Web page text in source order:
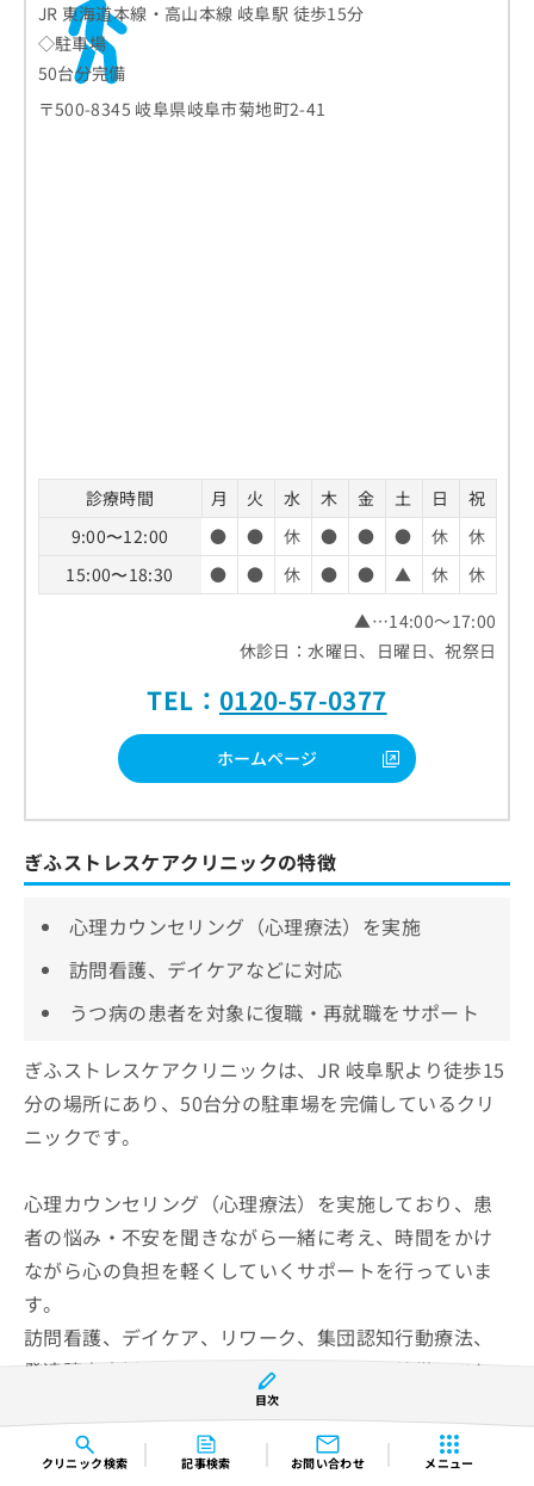
クリニック検索 記事検索 お問い合わせ メニュー
JR 東海道本線・高山本線 岐阜駅 徒歩15分
◇駐車場
50台分完備
〒500-8345 岐阜県岐阜市菊地町2-41
診療時間 月 火 水 木 金 土 日
祝
9:00〜12:00
● ● 休 ● ● ● 休
休
15:00〜18:30
● ● 休 ● ● ▲ 休
休
▲…14:00～17:00
休診日：水曜日、日曜日、祝祭日
TEL： 0120-57-0377
ホームページ
ぎふストレスケアクリニックの特徴
心理カウンセリング（心理療法）を実施
訪問看護、デイケアなどに対応
うつ病の患者を対象に復職・再就職をサポート
ぎふストレスケアクリニックは、JR 岐阜駅より徒歩15
分の場所にあり、50台分の駐車場を完備しているクリ
ニックです。
心理カウンセリング（心理療法）を実施しており、患
者の悩み・不安を聞きながら一緒に考え、時間をかけ
ながら心の負担を軽くしていくサポートを行っていま
す。
訪問看護、デイケア、リワーク、集団認知行動療法、
発達障害支援プログラムを行っているのも特徴のひと
リワークはうつ病・うつ状態の患者を対象とした復
目次